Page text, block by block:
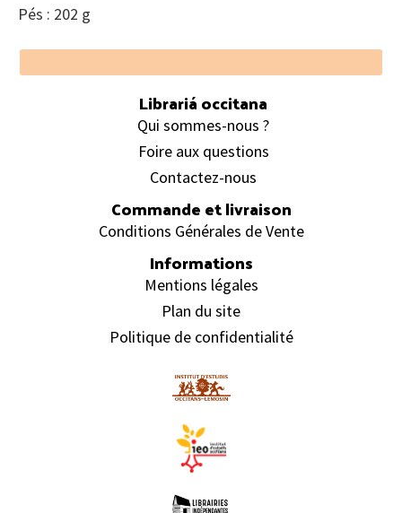
Pés : 202 g
Footer
Librariá occitana
Qui sommes-nous ?
Foire aux questions
Contactez-nous
Commande et livraison
Conditions Générales de Vente
Informations
Mentions légales
Plan du site
Politique de confidentialité